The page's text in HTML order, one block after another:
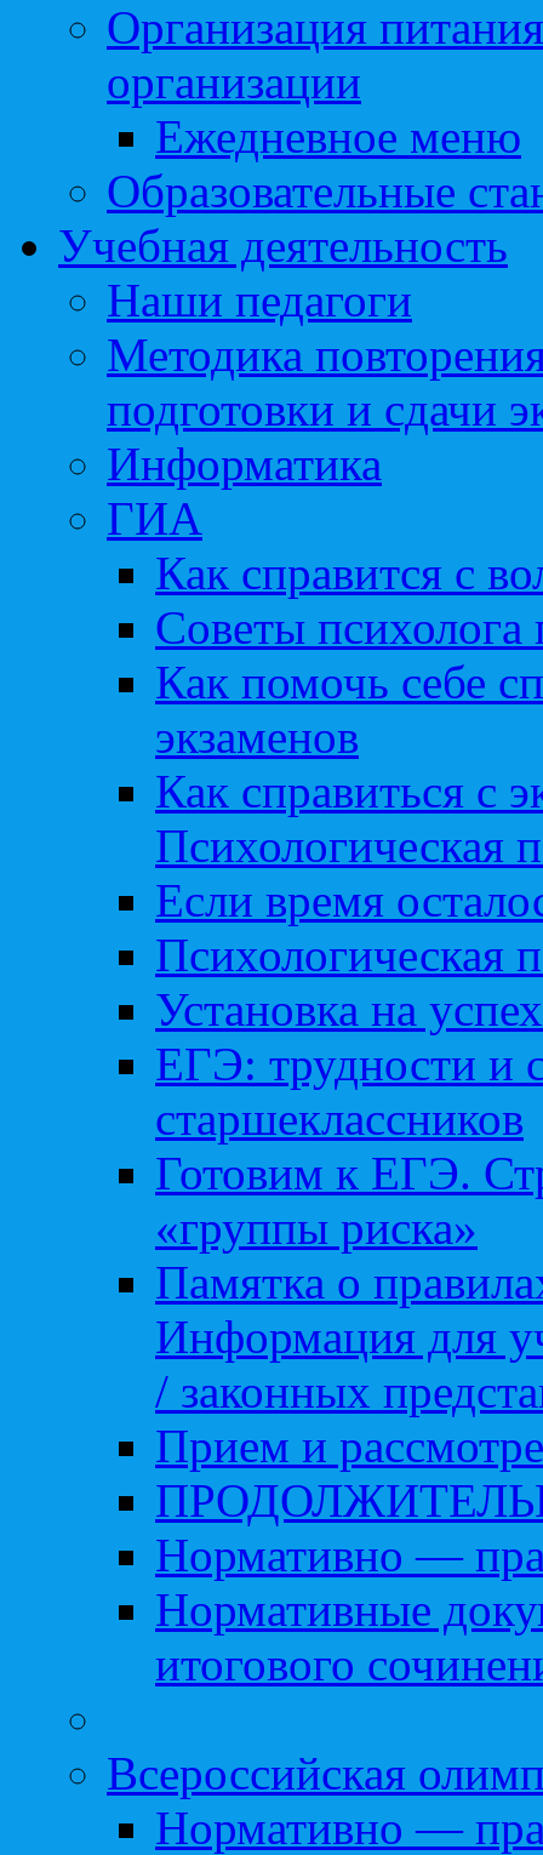
Организация
организации
Ежедневное меню
Образовательные
Учебная деятельность
Наши педагоги
Методика
подготовки и сдачи
Информатика
ГИА
Как справится с
Советы
Как помочь себе
экзаменов
Как справиться с
Психологическая
Если время
Психологическая
Установка на успех
ЕГЭ: трудности и
старшеклассников
Готовим к ЕГЭ.
«группы риска»
Памятка о
Информация для
/ законных
Прием и
Нормативно —
Нормативные
итогового
Всероссийская
Нормативно —